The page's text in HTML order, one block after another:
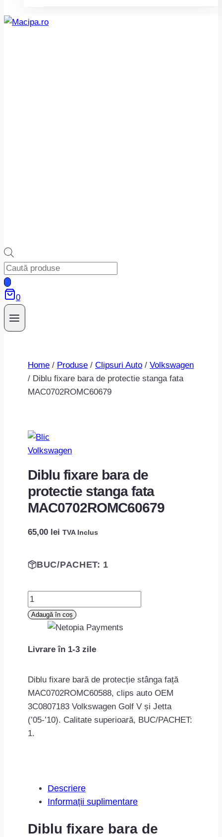
Products
search
0
Home / Produse / Clipsuri Auto / Volkswagen
/ Diblu fixare bara de protectie stanga fata
MAC0702ROMC60679
Volkswagen
Diblu fixare bara de
protectie stanga fata
MAC0702ROMC60679
65,00 lei TVA Inclus
BUC/PACHET: 1
Cantitate
Diblu
fixare
de
stanga
fata
MAC0702ROMC60679
Adaugă în coș
Livrare în 1-3 zile
Diblu fixare bară de protecție stânga față
MAC0702ROMC60588, clips auto OEM
3C0807183 Volkswagen Golf V și Jetta
(’05-’10). Calitate superioară, BUC/PACHET:
1.
Descriere
Informații suplimentare
Diblu fixare bara de